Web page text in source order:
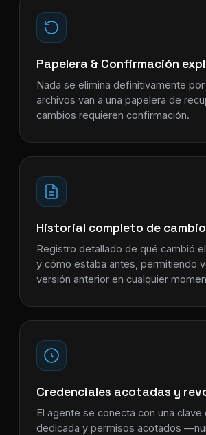
Papelera & Confirmación
Nada se elimina definitivamente
archivos van a una papelera de
cambios requieren confirmación.
Historial completo de
Registro detallado de qué cambió
y cómo estaba antes, permitiendo
versión anterior en cualquier
Credenciales acotadas y
El agente se conecta con una clave
dedicada y permisos acotados